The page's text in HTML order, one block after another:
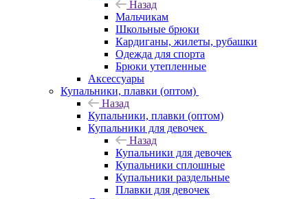
Назад
Мальчикам
Школьные брюки
Кардиганы, жилеты, рубашки
Одежда для спорта
Брюки утепленные
Аксессуары
Купальники, плавки (оптом)
Назад
Купальники, плавки (оптом)
Купальники для девочек
Назад
Купальники для девочек
Купальники сплошные
Купальники раздельные
Плавки для девочек